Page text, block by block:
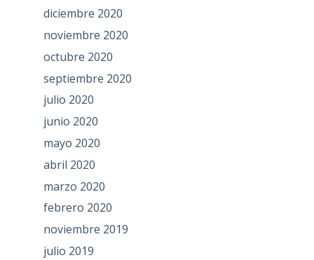
diciembre 2020
noviembre 2020
octubre 2020
septiembre 2020
julio 2020
junio 2020
mayo 2020
abril 2020
marzo 2020
febrero 2020
noviembre 2019
julio 2019